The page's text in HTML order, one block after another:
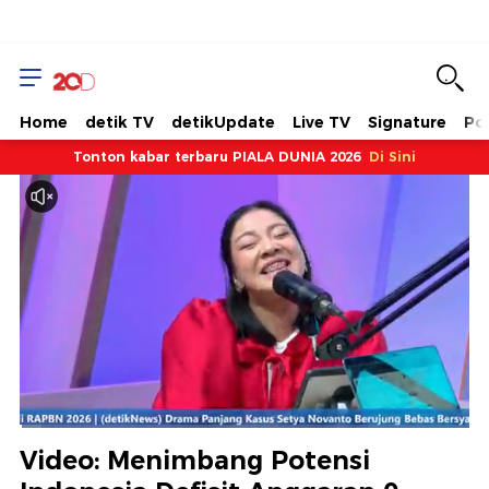
Home detik TV detikUpdate Live TV Signature
Tonton kabar terbaru PIALA DUNIA 2026 Di Sini
Berhenti
Suara
Hidup
Saat
Dimuat:
Video: Menimbang Potensi